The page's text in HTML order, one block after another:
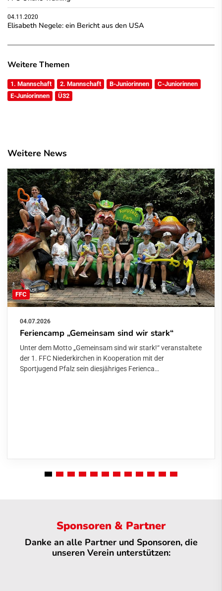
04.11.2020
Elisabeth Negele: ein Bericht aus den USA
Weitere Themen
1. Mannschaft 2. Mannschaft B-Juniorinnen
C-Juniorinnen
E-Juniorinnen
Ü32
Weitere News
FFC
04.07.2026
Feriencamp „Gemeinsam sind wir stark“
Unter dem Motto „Gemeinsam sind wir stark!“ veranstaltete
der 1. FFC Niederkirchen in Kooperation mit der
Sportjugend Pfalz sein diesjähriges Ferienca…
Sponsoren & Partner
Danke an alle Partner und Sponsoren, die
unseren Verein unterstützen: